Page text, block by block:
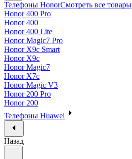
Телефоны HonorСмотреть все товары
Honor 400 Pro
Honor 400
Honor 400 Lite
Honor Magic7 Pro
Honor X9c Smart
Honor X9c
Honor Magic7
Honor X7c
Honor Magic V3
Honor 200 Pro
Honor 200
Телефоны Huawei
Назад